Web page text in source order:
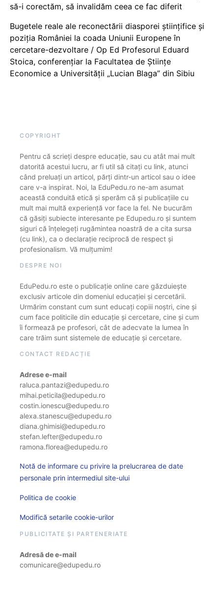
să-i corectăm, să invalidăm ceea ce fac diferit
Bugetele reale ale reconectării diasporei științifice și
poziția României la coada Uniunii Europene în
cercetare-dezvoltare / Op Ed Profesorul Eduard
Stoica, conferențiar la Facultatea de Științe
Economice a Universității „Lucian Blaga” din Sibiu
COPYRIGHT
Pentru că scrieți despre educație, sau cu atât mai mult
datorită acestui lucru, ar fi util să citați cu link, atunci
când preluați un articol, părți dintr-un articol sau o idee
care v-a inspirat. Noi, la EduPedu.ro ne-am asumat
această conduită etică și sperăm că și publicațiile cu
mult mai multă experiență vor face la fel. Ne bucurăm
că găsiți subiecte interesante pe Edupedu.ro și suntem
siguri că înțelegeți rugămintea noastră de a cita sursa
(cu link), ca o declarație reciprocă de respect și
profesionalism. Vă mulțumim!
DESPRE NOI
EduPedu.ro este o publicație online care găzduiește
exclusiv articole din domeniul educației și cercetării.
Urmărim constant cum sunt educați copiii noștri, cine și
cum face politicile din educație și cercetare, cine și cum
îi formează pe profesori, cât de adecvate la lumea în
care trăim sunt sistemele de educație și cercetare.
CONTACT REDACȚIE
Adrese e-mail
raluca.pantazi@edupedu.ro
mihai.peticila@edupedu.ro
costin.ionescu@edupedu.ro
alexa.stanescu@edupedu.ro
diana.ghimisi@edupedu.ro
stefan.lefter@edupedu.ro
ramona.florea@edupedu.ro
Notă de informare cu privire la prelucrarea de date
personale prin intermediul site-ului
Politica de cookie
Modifică setarile cookie-urilor
PUBLICITATE ȘI PARTENERIATE
Adresă de e-mail
comunicare@edupedu.ro